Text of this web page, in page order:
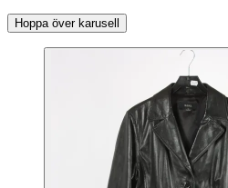
Hoppa över karusell